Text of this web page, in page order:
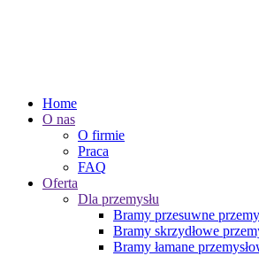
Home
O nas
O firmie
Praca
FAQ
Oferta
Dla przemysłu
Bramy przesuwne
Bramy skrzydłowe
Bramy łamane